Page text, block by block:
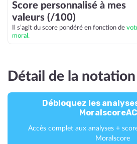
Score personnalisé à mes
valeurs (/100)
Il s’agit du score pondéré en fonction de
moral.
Détail de la
Débloquez les
Accès complet aux analyses +
Moralscore